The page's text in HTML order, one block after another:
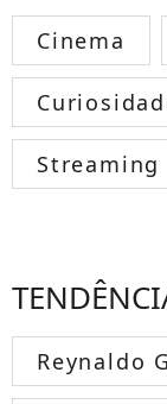
Cinema
Streaming
Reynaldo